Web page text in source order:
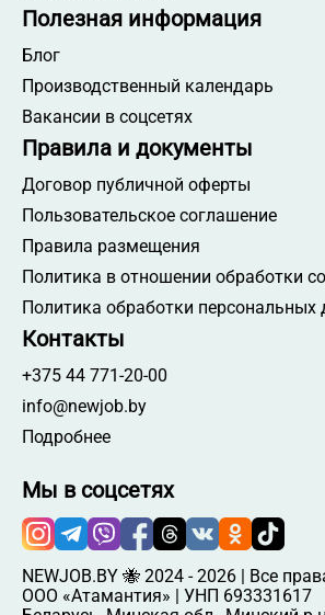
Полезная информация
Блог
Производственный календарь
Вакансии в соцсетях
Правила и документы
Договор публичной оферты
Пользовательское соглашение
Правила размещения
Политика в отношении обработки
Политика обработки персональных
Контакты
+375 44 771-20-00
info@newjob.by
Подробнее
Мы в соцсетях
NEWJOB.BY 🐝 2024 - 2026 | Все
ООО «Атамантия» | УНП 693331617